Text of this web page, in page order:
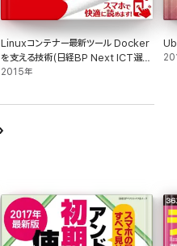
Linuxコンテナー最新ツール Docker
を支える技術(日経BP Next ICT選
書) 日経Linux技術解説書(1)
2015年